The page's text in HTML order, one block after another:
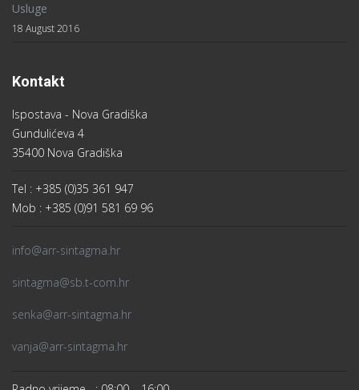
Usluge
18 August 2016
Kontakt
Ispostava - Nova Gradiška
Gundulićeva 4
35400 Nova Gradiška
Tel : +385 (0)35 361 947
Mob : +385 (0)91 581 69 96
info@arr-sintagma.hr
sintagma@sb.t-com.hr
senka@arr-sintagma.hr
vanja@arr-sintagma.hr